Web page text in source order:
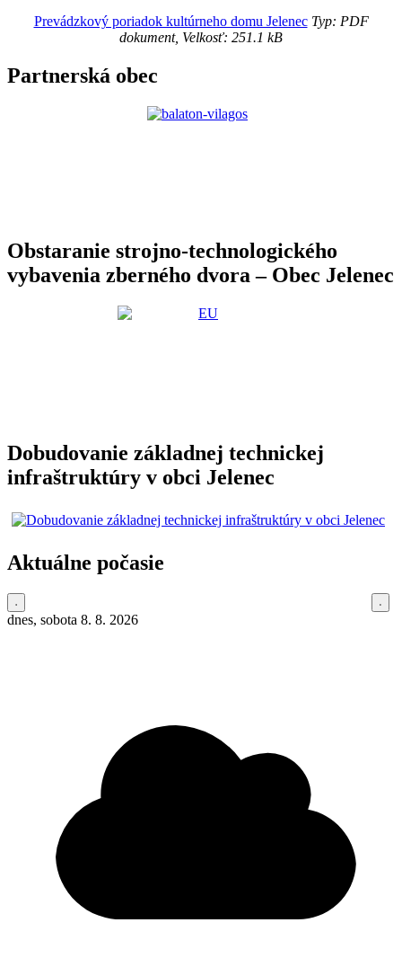
Prevádzkový poriadok kultúrneho domu JelenecTyp: PDF
dokument, Velkosť: 251.1 kB
Partnerská obec
Obstaranie strojno-technologického
vybavenia zberného dvora – Obec Jelenec
Dobudovanie základnej technickej
infraštruktúry v obci Jelenec
Aktuálne počasie
dnes, sobota 8. 8. 2026